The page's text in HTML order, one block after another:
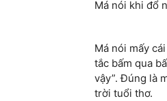
Má nói khi đổ
Má nói mấy
tắc bấm qua
vậy”. Đúng là
trời tuổi thơ.